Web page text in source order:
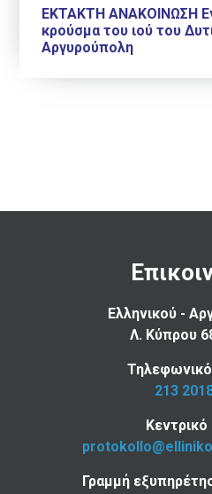
ΕΚΤΑΚΤΗ ΑΝΑΚΟΙΝΩΣΗ
κρούσμα του ιού του
Αργυρούπολη
Ελληνικού -
Λ. Κύπρου
213
Γραμμή